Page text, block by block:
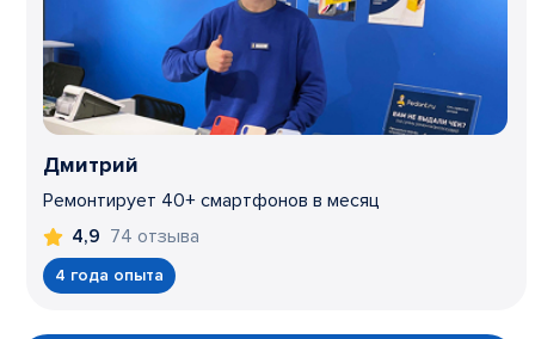
Дмитрий
Ремонтирует 40+ смартфонов в месяц
4,9 74 отзыва
4 года опыта